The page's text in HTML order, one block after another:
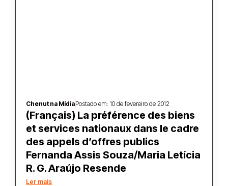
Chenut na MídiaPostado em: 10 de fevereiro de 2012
(Français) La préférence des biens
et services nationaux dans le cadre
des appels d’offres publics
Fernanda Assis Souza/Maria Letícia
R. G. Araújo Resende
Ler mais